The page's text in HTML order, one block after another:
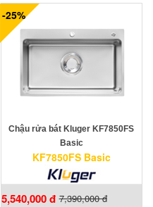
-25%
Chậu rửa bát Kluger KF7850FS
Basic
KF7850FS Basic
5,540,000 đ 7,390,000 đ